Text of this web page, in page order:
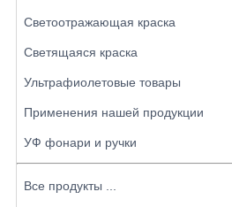
Светоотражающая краска
Светящаяся краска
Ультрафиолетовые товары
Применения нашей продукции
УФ фонари и ручки
Все продукты ...